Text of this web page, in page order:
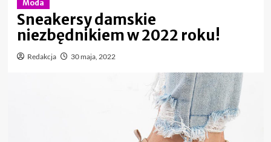
Moda
Sneakersy damskie
niezbędnikiem w 2022 roku!
Redakcja 30 maja, 2022